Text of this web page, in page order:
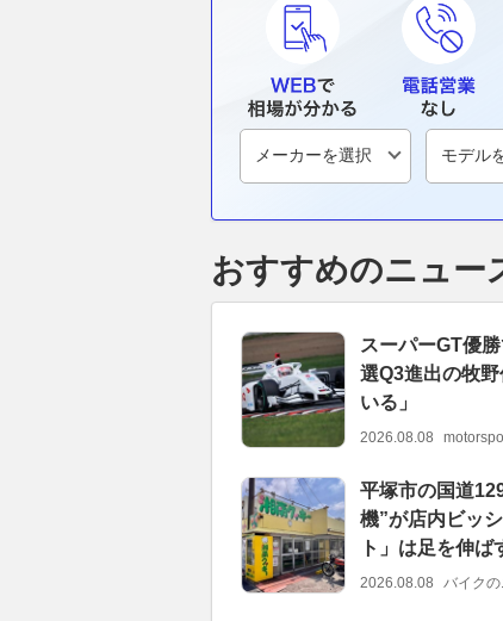
おすすめのニュー
スーパーGT優
選Q3進出の牧
いる」
2026.08.08
平塚市の国道
機”が店内ビッ
ト」は足を伸ば
2026.08.08 バイク